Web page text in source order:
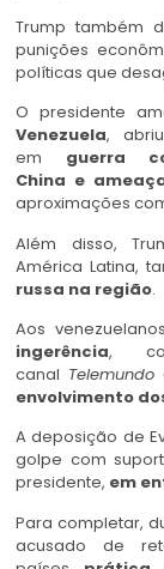
Trump também
punições
políticas que
O presidente
Venezuela,
em guerra
China e
aproximações
Além disso,
América Latina,
russa na região.
Aos
ingerência,
canal Telemundo
envolvimento
A deposição de
golpe com
presidente, em
Para completar,
acusado de